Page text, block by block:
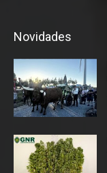
Novidades